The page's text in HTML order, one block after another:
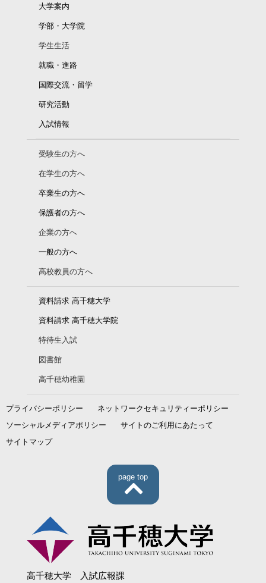
大学案内
学部・大学院
学生生活
就職・進路
国際交流・留学
研究活動
入試情報
受験生の方へ
在学生の方へ
卒業生の方へ
保護者の方へ
企業の方へ
一般の方へ
高校教員の方へ
資料請求 高千穂大学
資料請求 高千穂大学院
特待生入試
図書館
高千穂幼稚園
プライバシーポリシー
ネットワークセキュリティーポリシー
ソーシャルメディアポリシー
サイトのご利用にあたって
サイトマップ
page top
高千穂大学 入試広報課